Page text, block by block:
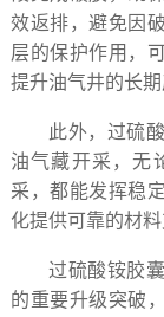
效返排，避免因
层的保护作用，
提升油气井的长期
此外，过硫
油气藏开采，无
采，都能发挥稳
化提供可靠的材
过硫酸铵胶
的重要升级突破